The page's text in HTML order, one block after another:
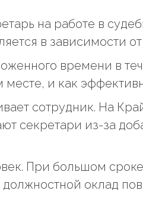
на работе в
в зависимости
времени в
и как
сотрудник. На
секретари из-за
При большом
оклад